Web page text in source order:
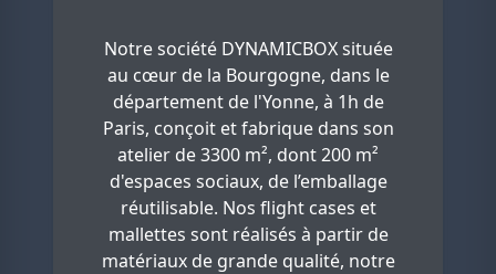
Notre société DYNAMICBOX située
au cœur de la Bourgogne, dans le
département de l'Yonne, à 1h de
Paris, conçoit et fabrique dans son
atelier de 3300 m², dont 200 m²
d'espaces sociaux, de l’emballage
réutilisable. Nos flight cases et
mallettes sont réalisés à partir de
matériaux de grande qualité, notre